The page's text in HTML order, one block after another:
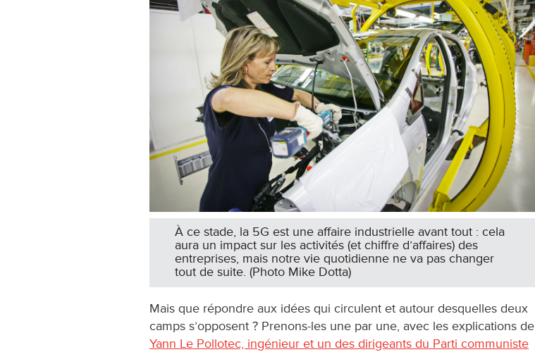
À ce stade, la 5G est une affaire industrielle avant tout : cela
aura un impact sur les activités (et chiffre d’affaires) des
entreprises, mais notre vie quotidienne ne va pas changer
tout de suite. (Photo Mike Dotta)
Mais que répondre aux idées qui circulent et autour desquelles deux
camps s’opposent ? Prenons-les une par une, avec les explications de
Yann Le Pollotec, ingénieur et un des dirigeants du Parti communiste